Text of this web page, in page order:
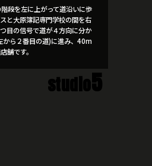
段を左に上がって道沿いに歩
と大原簿記専門学校の間を右
目の信号で道が４方向に分か
から２番目の道)に進み、40m
舗です。
studio5